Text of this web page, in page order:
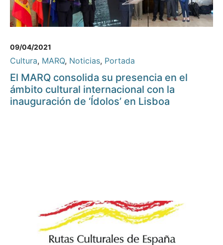
09/04/2021
Cultura, MARQ, Noticias, Portada
El MARQ consolida su presencia en el
ámbito cultural internacional con la
inauguración de ‘Ídolos’ en Lisboa